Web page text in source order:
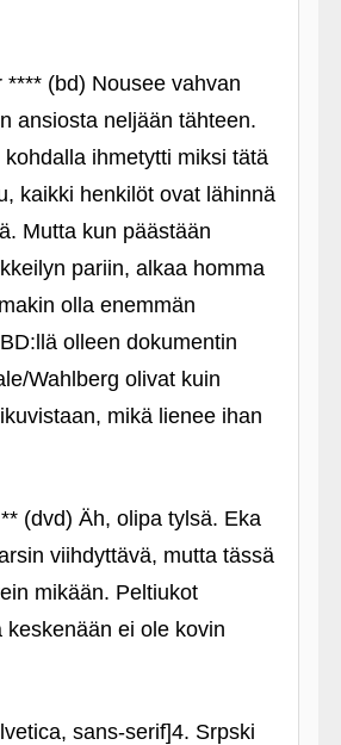
**** (bd) Nousee vahvan
ansiosta neljään tähteen.
ihmetytti miksi tätä
kaikki henkilöt ovat lähinnä
Mutta kun päästään
pariin, alkaa homma
olla enemmän
olleen dokumentin
Wahlberg olivat kuin
mikä lienee ihan
(dvd) Äh, olipa tylsä. Eka
viihdyttävä, mutta tässä
mikään. Peltiukot
keskenään ei ole kovin
sans-serif]4. Srpski